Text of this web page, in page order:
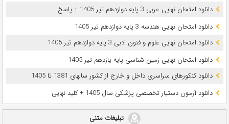
دانلود امتحان نهایی عربی 3 پایه دوازدهم تیر 1405 + پاسخ
دانلود امتحان نهایی هندسه 3 پایه دوازدهم تیر 1405
دانلود امتحان نهایی علوم و فنون ادبی 3 پایه دوازدهم تیر 1405
دانلود امتحان نهایی زمین شناسی پایه یازدهم تیر 1405
دانلود کنکورهای سراسری داخل و خارج از کشور سالهای 1381 تا 1405
دانلود آزمون دستیار تخصصی پزشکی سال 1405 + کلید نهایی
تبلیغات متنی